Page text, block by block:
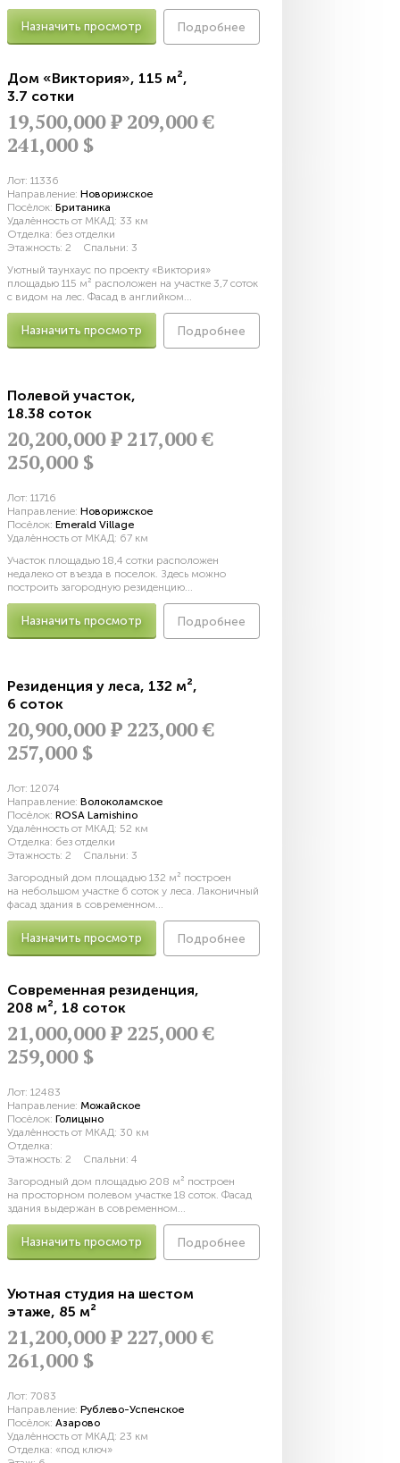
Назначить просмотр Подробнее
Дом «Виктория», 115 м²,
3.7 сотки
19,500,000Р 209,000 €
241,000 $
Лот: 11336
Направление: Новорижское
Посёлок: Британика
Удалённость от МКАД: 33 км
Отделка: без отделки
Этажность: 2 Спальни: 3
Уютный таунхаус по проекту «Виктория»
площадью 115 м² расположен на участке 3,7 соток
с видом на лес. Фасад в английком...
Назначить просмотр Подробнее
Полевой участок,
18.38 соток
20,200,000Р 217,000 €
250,000 $
Лот: 11716
Направление: Новорижское
Посёлок: Emerald Village
Удалённость от МКАД: 67 км
Участок площадью 18,4 сотки расположен
недалеко от въезда в поселок. Здесь можно
построить загородную резиденцию...
Назначить просмотр Подробнее
Резиденция у леса, 132 м²,
6 соток
20,900,000Р 223,000 €
257,000 $
Лот: 12074
Направление: Волоколамское
Посёлок: ROSA Lamishino
Удалённость от МКАД: 52 км
Отделка: без отделки
Этажность: 2 Спальни: 3
Загородный дом площадью 132 м² построен
на небольшом участке 6 соток у леса. Лаконичный
фасад здания в современном...
Назначить просмотр Подробнее
Современная резиденция,
208 м², 18 соток
21,000,000Р 225,000 €
259,000 $
Лот: 12483
Направление: Можайское
Посёлок: Голицыно
Удалённость от МКАД: 30 км
Отделка:
Этажность: 2 Спальни: 4
Загородный дом площадью 208 м² построен
на просторном полевом участке 18 соток. Фасад
здания выдержан в современном...
Назначить просмотр Подробнее
Уютная студия на шестом
этаже, 85 м²
21,200,000Р 227,000 €
261,000 $
Лот: 7083
Направление: Рублево-Успенское
Посёлок: Азарово
Удалённость от МКАД: 23 км
Отделка: «под ключ»